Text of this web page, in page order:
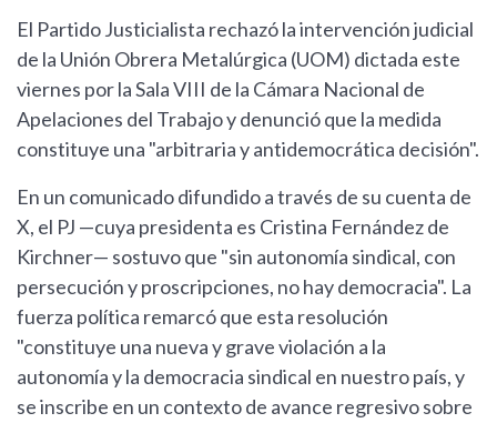
El Partido Justicialista rechazó la intervención judicial
de la Unión Obrera Metalúrgica (UOM) dictada este
viernes por la Sala VIII de la Cámara Nacional de
Apelaciones del Trabajo y denunció que la medida
constituye una "arbitraria y antidemocrática decisión".
En un comunicado difundido a través de su cuenta de
X, el PJ —cuya presidenta es Cristina Fernández de
Kirchner— sostuvo que "sin autonomía sindical, con
persecución y proscripciones, no hay democracia". La
fuerza política remarcó que esta resolución
"constituye una nueva y grave violación a la
autonomía y la democracia sindical en nuestro país, y
se inscribe en un contexto de avance regresivo sobre